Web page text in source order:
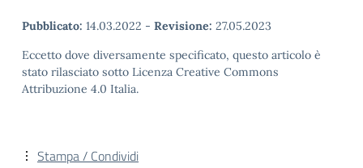
Pubblicato: 14.03.2022 - Revisione: 27.05.2023
Eccetto dove diversamente specificato, questo articolo è
stato rilasciato sotto Licenza Creative Commons
Attribuzione 4.0 Italia.
Stampa / Condividi